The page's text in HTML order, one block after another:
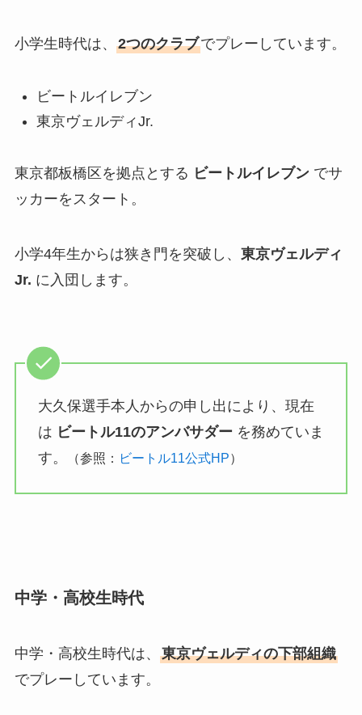
小学生時代は、 2つのクラブでプレーしています。
ビートルイレブン
東京ヴェルディJr.
東京都板橋区を拠点とする ビートルイレブンでサ
ッカーをスタート。
小学4年生からは狭き門を突破し、 東京ヴェルディ
Jr. に入団します。
大久保選手本人からの申し出により、現在
は ビートル11のアンバサダー を務めていま
す。
（参照： ビートル11公式HP）
中学・高校生時代
中学・高校生時代は、 東京ヴェルディの下部組織
でプレーしています。